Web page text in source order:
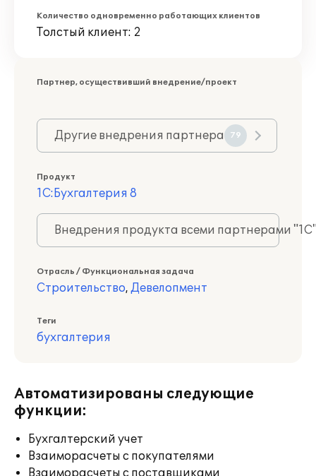
Количество одновременно работающих клиентов
Толстый клиент: 2
Партнер, осуществивший внедрение/проект
Другие внедрения партнера 79
Продукт
1С:Бухгалтерия 8
Внедрения продукта всеми партнерами
Отрасль / Функциональная задача
Строительство, Девелопмент
Теги
бухгалтерия
Автоматизированы следующие
функции:
Бухгалтерский учет
Взаиморасчеты с покупателями
Взаиморасчеты с поставщиками